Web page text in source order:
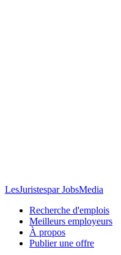
LesJuristespar JobsMedia
Recherche d'emplois
Meilleurs employeurs
À propos
Publier une offre